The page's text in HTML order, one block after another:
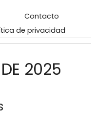
Contacto
de privacidad
2025